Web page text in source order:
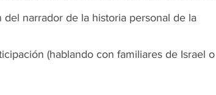
narrador de la historia personal de la
(hablando con familiares de Israel o